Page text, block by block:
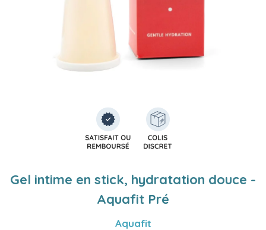
Gel intime en stick, hydratation douce -
Aquafit Pré
Aquafit